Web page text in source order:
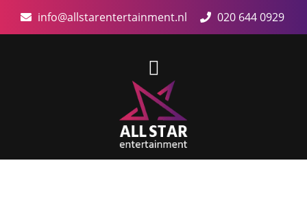
info@allstarentertainment.nl 020 644 0929